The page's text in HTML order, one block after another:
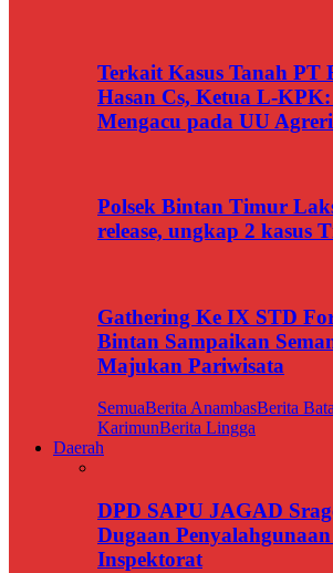
Terkait Kasus Tanah PT
Hasan Cs, Ketua L-
Mengacu pada UU
Polsek Bintan Timur
release, ungkap 2 kasus
Gathering Ke IX STD
Bintan Sampaikan
Majukan Pariwisata
SemuaBerita AnambasBerita
KarimunBerita Lingga
Daerah
DPD SAPU JAGAD
Dugaan Penyalahgunaan
Inspektorat